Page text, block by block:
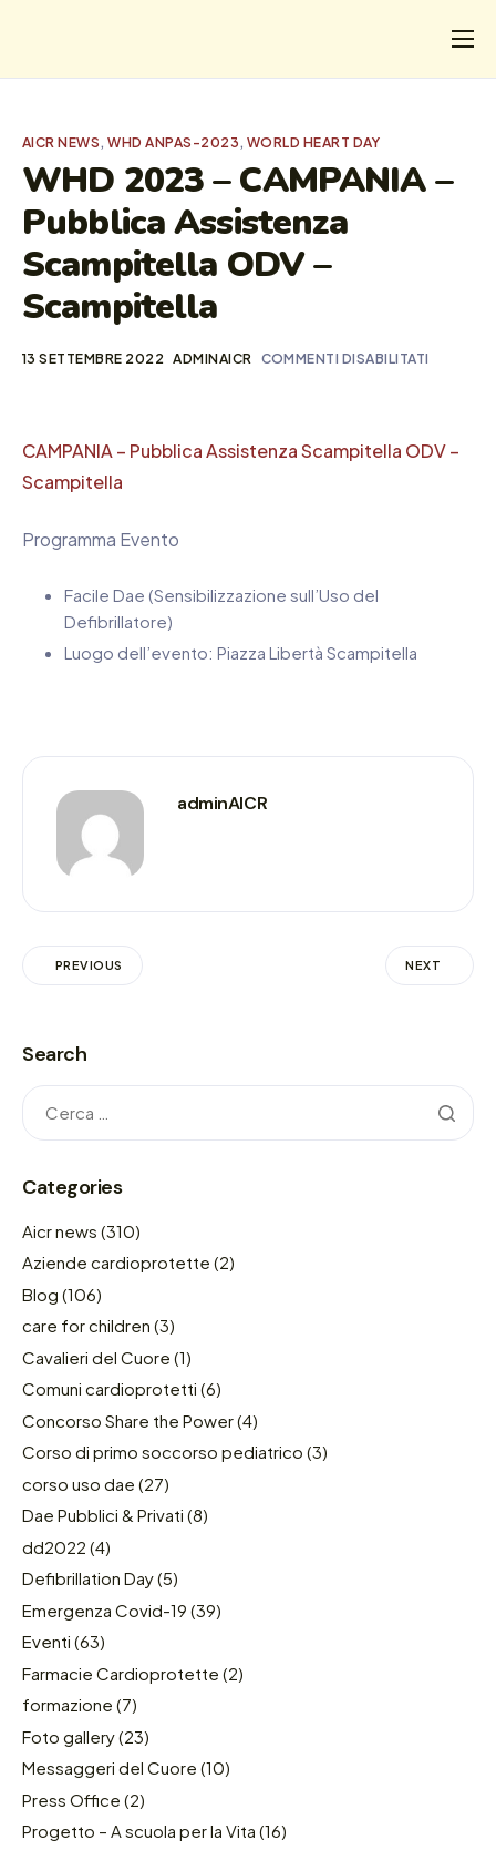
CHI
I SALVATI
FORMAZIONE
PROGETTI
NEWS
AICR NEWS,WHD ANPAS-2023, WORLD HEART DAY
WHD 2023 – CAMPANIA –
Pubblica Assistenza
Scampitella ODV –
Scampitella
13 SETTEMBRE 2022 ADMINAICR COMMENTI DISABILITATI
CAMPANIA – Pubblica Assistenza Scampitella ODV –
Scampitella
Programma Evento
Facile Dae (Sensibilizzazione sull’Uso del
Defibrillatore)
Luogo dell’evento: Piazza Libertà Scampitella
adminAICR
PREVIOUS NEXT
Search
Categories
Aicr news (310)
Aziende cardioprotette (2)
Blog (106)
care for children (3)
Cavalieri del Cuore (1)
Comuni cardioprotetti (6)
Concorso Share the Power(4)
Corso di primo soccorso pediatrico (3)
corso uso dae (27)
Dae Pubblici & Privati (8)
dd2022 (4)
Defibrillation Day(5)
Emergenza Covid-19 (39)
Eventi (63)
Farmacie Cardioprotette (2)
formazione (7)
Foto gallery(23)
Messaggeri del Cuore (10)
Press Office (2)
Progetto – A scuola per la Vita (16)